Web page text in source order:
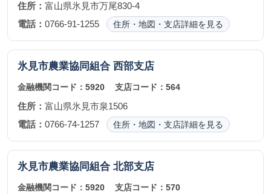
住所： 富山県氷見市万尾830-4
電話： 0766-91-1255 住所・地図・支店詳細を見る
氷見市農業協同組合 西部支店
金融機関コード： 5920 支店コード：564
住所： 富山県氷見市泉1506
電話： 0766-74-1257 住所・地図・支店詳細を見る
氷見市農業協同組合 北部支店
金融機関コード： 5920 支店コード：570